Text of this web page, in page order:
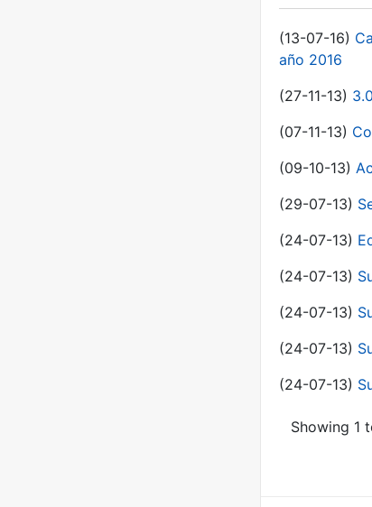
(13-07-16)
año 2016
(27-11-13)
(07-11-13)
(09-10-13)
(29-07-13)
(24-07-13)
(24-07-13)
(24-07-13)
(24-07-13)
(24-07-13)
Showing 1